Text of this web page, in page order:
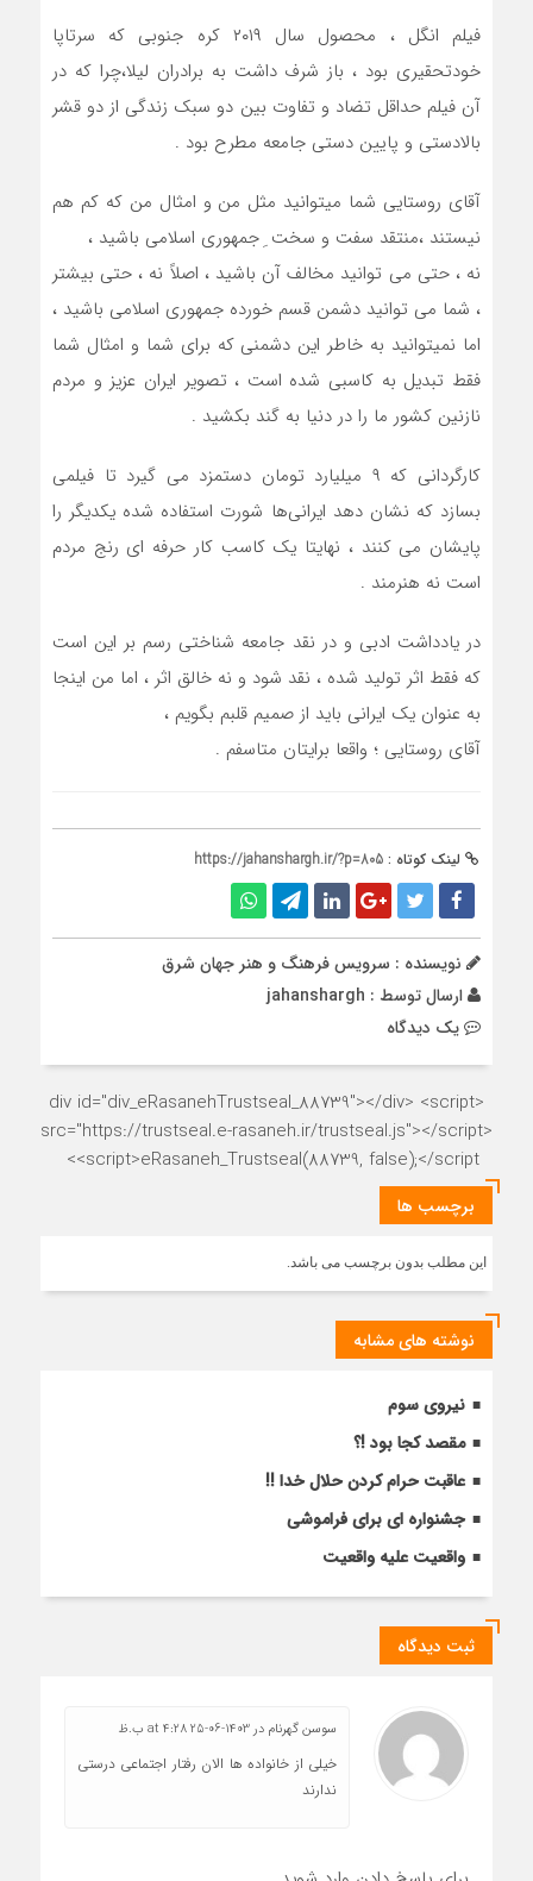
فیلم انگل ، محصول سال ۲۰۱۹ کره جنوبی که سرتاپا
خودتحقیری بود ، باز شرف داشت به برادران لیلا،چرا که در
آن فیلم حداقل تضاد و تفاوت بین دو سبک زندگی از دو قشر
بالادستی و پایین دستی جامعه مطرح بود .
آقای روستایی شما میتوانید مثل من و امثال من که کم هم
نیستند ،منتقد سفت و سخت ِ جمهوری اسلامی باشید ،
نه ، حتی می توانید مخالف آن باشید ، اصلاً نه ، حتی بیشتر
، شما می توانید دشمن قسم خورده جمهوری اسلامی باشید ،
اما نمیتوانید به خاطر این دشمنی که برای شما و امثال شما
فقط تبدیل به کاسبی شده است ، تصویر ایران عزیز و مردم
نازنین کشور ما را در دنیا به گند بکشید .
کارگردانی که ۹ میلیارد تومان دستمزد می گیرد تا فیلمی
بسازد که نشان دهد ایرانی‌ها شورت استفاده شده یکدیگر را
پایشان می کنند ، نهایتا یک کاسب کار حرفه ای رنج مردم
است نه هنرمند .
در یادداشت ادبی و در نقد جامعه شناختی رسم بر این است
که فقط اثر تولید شده ، نقد شود و نه خالق اثر ، اما من اینجا
به عنوان یک ایرانی باید از صمیم قلبم بگویم ،
آقای روستایی ؛ واقعا برایتان متاسفم .
لینک کوتاه : https://jahanshargh.ir/?p=805
نویسنده : سرویس فرهنگ و هنر جهان شرق
ارسال توسط : jahanshargh
يک دیدگاه
<div id="div_eRasanehTrustseal_88739"></div> <script
src="https://trustseal.e-rasaneh.ir/trustseal.js"></script>
<script>eRasaneh_Trustseal(88739, false);</script>
برچسب ها
این مطلب بدون برچسب می باشد.
نوشته های مشابه
نیروی سوم
مقصد کجا بود !؟
عاقبت حرام کردن حلال خدا !!
جشنواره ای برای فراموشی
واقعیت علیه واقعیت
ثبت دیدگاه
سوسن گهرنام در 1403-06-25 at 4:28 ب.ظ
خیلی از خانواده ها الان رفتار اجتماعی درستی
ندارند